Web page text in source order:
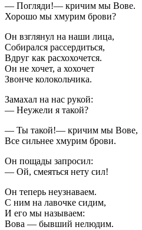
— Погляди!— кричим мы Вове.
Хорошо мы хмурим брови?
Он взглянул на наши лица,
Собирался рассердиться,
Вдруг как расхохочется.
Он не хочет, а хохочет
Звонче колокольчика.
Замахал на нас рукой:
— Неужели я такой?
— Ты такой!— кричим мы Вове,
Все сильнее хмурим брови.
Он пощады запросил:
— Ой, смеяться нету сил!
Он теперь неузнаваем.
С ним на лавочке сидим,
И его мы называем:
Вова — бывший нелюдим.